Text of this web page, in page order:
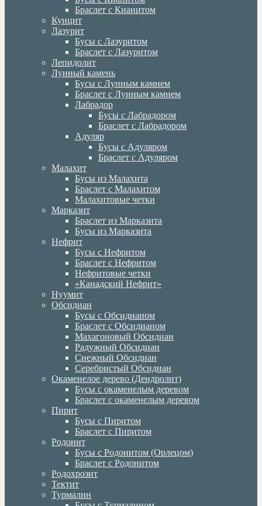
Браслет с Кианитом
Кунцит
Лазурит
Бусы с Лазуритом
Браслет с Лазуритом
Лепидолит
Лунный камень
Бусы с Лунным камнем
Браслет с Лунным камнем
Лабрадор
Бусы с Лабрадором
Браслет с Лабрадором
Адуляр
Бусы с Адуляром
Браслет с Адуляром
Малахит
Бусы из Малахита
Браслет с Малахитом
Малахитовые четки
Марказит
Браслет из Марказита
Бусы из Марказита
Нефрит
Бусы с Нефритом
Браслет с Нефритом
Нефритовые четки
«Канадский Нефрит»
Нуумит
Обсидиан
Бусы с Обсидианом
Браслет с Обсидианом
Махагоновый Обсидиан
Радужный Обсидиан
Снежный Обсидиан
Серебристый Обсидиан
Окаменелое дерево (Дендролит)
Бусы с окаменелым деревом
Браслет с окаменелым деревом
Пирит
Бусы с Пиритом
Браслет с Пиритом
Родонит
Бусы с Родонитом (Орлецом)
Браслет с Родонитом
Родохрозит
Тектит
Турмалин